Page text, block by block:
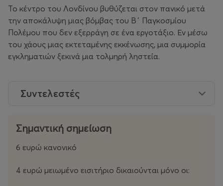
Το κέντρο του Λονδίνου βυθύζεται στον πανικό μετά
την αποκάλυψη μιας βόμβας του Β΄ Παγκοσμίου
Πολέμου που δεν εξερράγη σε ένα εργοτάξιο. Εν μέσω
του χάους μιας εκτεταμένης εκκένωσης, μια συμμορία
εγκληματιών ξεκινά μια τολμηρή ληστεία.
Συντελεστές
Σημαντική σημείωση
6 ευρώ κανονικό
4 ευρώ μειωμένο εισιτήριο δικαιούνται μόνο οι: